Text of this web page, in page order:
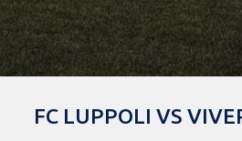
FC LUPPOLI VS